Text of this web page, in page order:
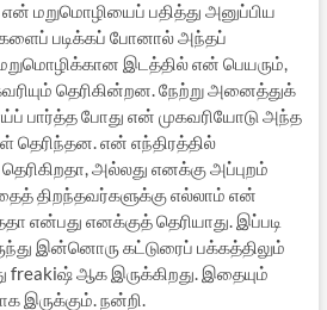
மறுமொழியைப் பதித்து அனுப்பிய
படிக்கப் போனால் அந்தப்
இடத்தில் என் பெயரும்,
தெரிகின்றன. நேற்று அனைத்துக்
பார்த்த போது என் முகவரியோடு அந்த
தெரிந்தன. என் எந்திரத்தில்
அல்லது எனக்கு அப்புறம்
திறந்தவர்களுக்கு எல்லாம் என்
என்பது எனக்குத் தெரியாது. இப்படி
இன்னொரு கட்டுரைப் பக்கத்திலும்
freakiஷ் ஆக இருக்கிறது. இதையும்
இருக்கும். நன்றி.